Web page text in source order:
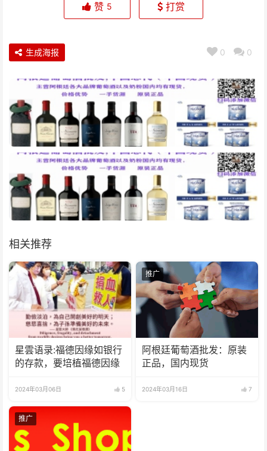
赞 5 打赏
0 0
生成海报
相关推荐
星雲语录:福德因缘如银行
的存款，要培植福德因缘
2024年03月06日 5
推广
阿根廷葡萄酒批发：原装
正品，国内现货
2024年03月16日 7
推广